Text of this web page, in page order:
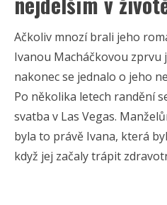
Ačkoliv mnozí brali jeho
Ivanou Macháčkovou zprvu
nakonec se jednalo o jeho
Po několika letech randění
svatba v Las Vegas.
byla to právě Ivana, která
když jej začaly trápit